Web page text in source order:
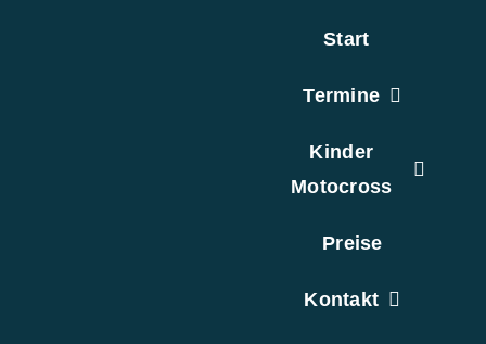
Start
Termine
Kinder
Motocross
Preise
Kontakt